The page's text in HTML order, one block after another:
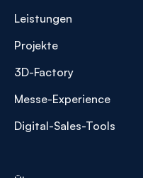
Leistungen
Projekte
3D-Factory
Messe-Experience
Digital-Sales-Tools